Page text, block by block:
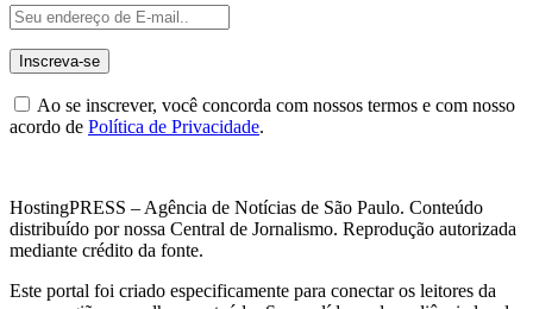
Ao se inscrever, você concorda com nossos termos e com nosso
acordo de Política de Privacidade.
HostingPRESS – Agência de Notícias de São Paulo. Conteúdo
distribuído por nossa Central de Jornalismo. Reprodução autorizada
mediante crédito da fonte.
Este portal foi criado especificamente para conectar os leitores da